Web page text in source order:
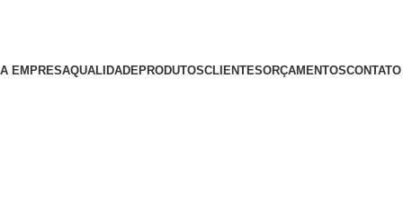
A EMPRESAQUALIDADEPRODUTOSCLIENTESORÇAMENTOSCONTATO